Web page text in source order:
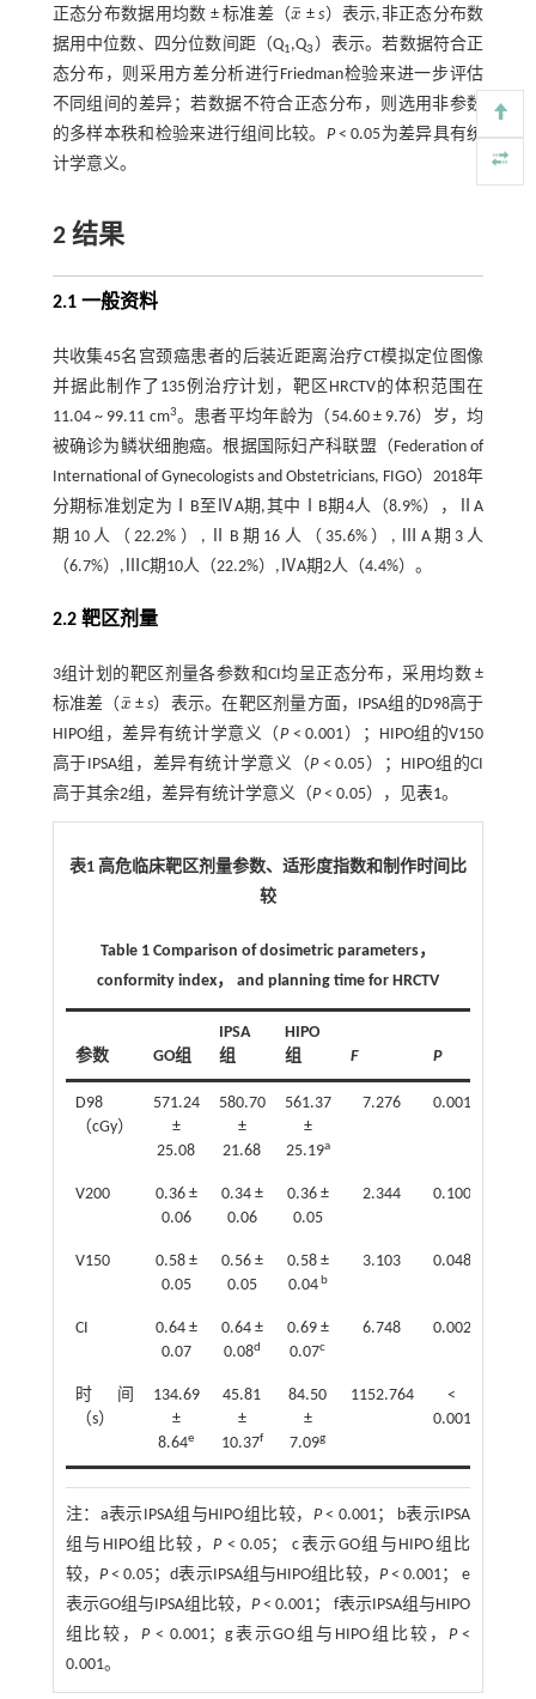
正态分布数据用均数 ± 标准差（x
¯
x¯ ±s）表示,非正态分布数
据用中位数、四分位数间距（Q1,Q3 ）表示。若数据符合正
态分布，则采用方差分析进行Friedman检验来进一步评估
不同组间的差异；若数据不符合正态分布，则选用非参数
的多样本秩和检验来进行组间比较。 P< 0.05为差异具有统
计学意义。
2 结果
2.1 一般资料
共收集45名宫颈癌患者的后装近距离治疗CT模拟定位图像
并据此制作了135例治疗计划，靶区HRCTV的体积范围在
11.04 ~ 99.11 cm3。患者平均年龄为（54.60 ± 9.76）岁，均
被确诊为鳞状细胞癌。根据国际妇产科联盟（Federation of
International of Gynecologists and Obstetricians, FIGO）2018年
分期标准划定为ⅠB至ⅣA期,其中ⅠB期4人（8.9%），ⅡA
期10人（22.2%）,ⅡB期16人（35.6%）,ⅢA期3人
（6.7%）,ⅢC期10人（22.2%）,ⅣA期2人（4.4%）。
2.2 靶区剂量
3组计划的靶区剂量各参数和CI均呈正态分布，采用均数 ±
标准差（x
¯
x¯ ±s）表示。在靶区剂量方面，IPSA组的D98高于
HIPO组，差异有统计学意义（P< 0.001）；HIPO组的V150
高于IPSA组，差异有统计学意义（P< 0.05）；HIPO组的CI
高于其余2组，差异有统计学意义（P< 0.05），见表1。
表1 高危临床靶区剂量参数、适形度指数和制作时间比
较
Table 1 Comparison of dosimetric parameters，
conformity index， and planning time for HRCTV
参数 GO组
IPSA
组
HIPO
组
F P
D98
（cGy）
571.24
±
25.08
580.70
±
21.68
561.37
±
25.19a
7.276 0.001
V200
0.36 ±
0.06
0.34 ±
0.06
0.36 ±
0.05
2.344 0.100
V150
0.58 ±
0.05
0.56 ±
0.05
0.58 ±
0.04 b
3.103 0.048
CI
0.64 ±
0.07
0.64 ±
0.08d
0.69 ±
0.07c
6.748 0.002
时间
（s）
134.69
±
8.64e
45.81
±
10.37f
84.50
±
7.09g
1152.764
<
0.001
注： a表示IPSA组与HIPO组比较， P< 0.001； b表示IPSA
组与HIPO组比较，P< 0.05； c表示GO组与HIPO组比
较， P< 0.05；d表示IPSA组与HIPO组比较， P< 0.001； e
表示GO组与IPSA组比较，P< 0.001； f表示IPSA组与HIPO
组比较，P< 0.001；g表示GO组与HIPO组比较， P<
0.001。